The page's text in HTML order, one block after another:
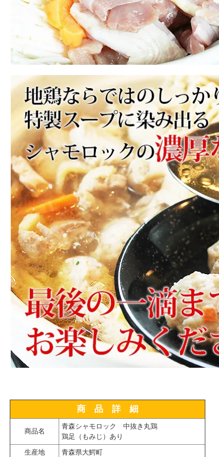
商 品 詳 細
商品名
青森シャモロック 中抜き丸鶏
鶏足（もみじ）あり
生産地
青森県大鰐町